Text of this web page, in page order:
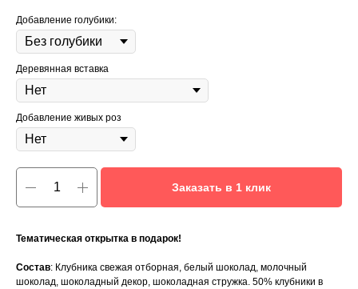
Добавление голубики:
Деревянная вставка
Добавление живых роз
Заказать в 1 клик
Тематическая открытка в подарок!
Состав: Клубника свежая отборная, белый шоколад, молочный
шоколад, шоколадный декор, шоколадная стружка. 50% клубники в